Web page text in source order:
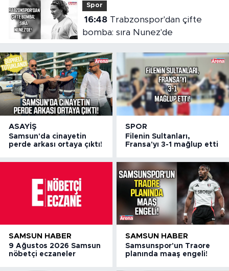
Spor
16:48Trabzonspor'dan çifte
bomba: sıra Nunez'de
ASAYIŞ
Samsun'da cinayetin
perde arkası ortaya çıktı!
SPOR
Filenin Sultanları,
Fransa'yı 3-1 mağlup etti
SAMSUN HABER
9 Ağustos 2026 Samsun
nöbetçi eczaneler
SAMSUN HABER
Samsunspor'un Traore
planında maaş engeli!